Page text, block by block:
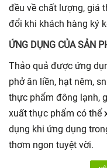
đều về chất lượng, giá
đổi khi khách hàng ký
ỨNG DỤNG CỦA SẢN
Thảo quả được ứng
phở ăn liền, hạt nêm,
thực phẩm đông lạnh,
xuất thực phẩm có thể
dụng khi ứng dụng
thơm ngon tuyệt vời.